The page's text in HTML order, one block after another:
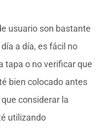
usuario son bastante
a día, es fácil no
tapa o no verificar que
bien colocado antes
considerar la
utilizando